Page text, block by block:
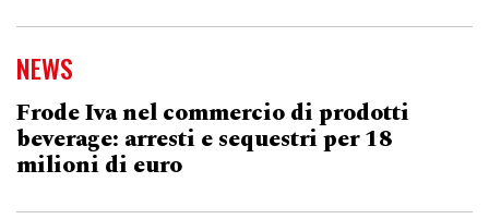
NEWS
Frode Iva nel commercio di prodotti
beverage: arresti e sequestri per 18
milioni di euro